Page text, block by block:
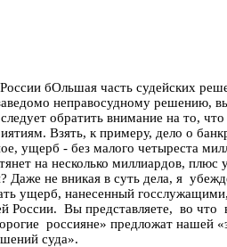
бОльшая часть судейских
неправосудному решению,
обратить внимание на то,
Взять, к примеру, дело о
ущерб - без малого четыреста
на несколько миллиардов,
не вникая в суть дела, я
ущерб, нанесенный
России. Вы представляете, во
россияне» предложат нашей
суда».